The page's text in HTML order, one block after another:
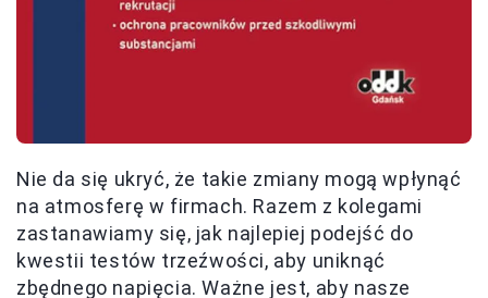
Nie da się ukryć, że takie zmiany mogą wpłynąć
na atmosferę w firmach. Razem z kolegami
zastanawiamy się, jak najlepiej podejść do
kwestii testów trzeźwości, aby uniknąć
zbędnego napięcia. Ważne jest, aby nasze